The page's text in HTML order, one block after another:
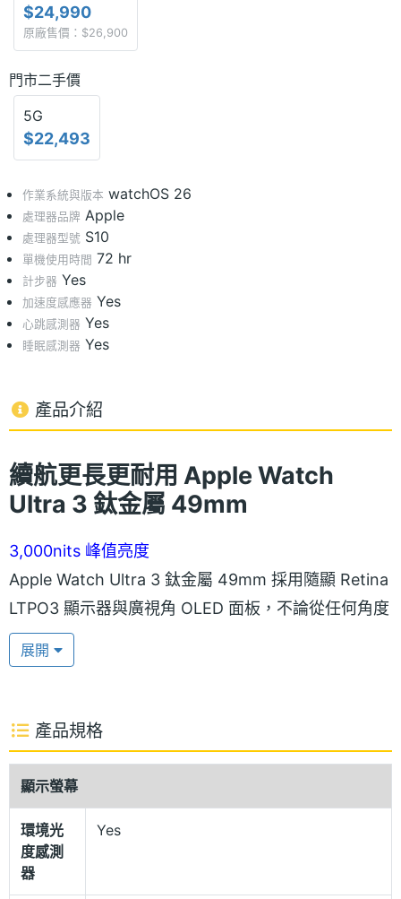
$24,990
原廠售價：$26,900
門市二手價
5G
$22,493
作業系統與版本 watchOS 26
處理器品牌 Apple
處理器型號 S10
單機使用時間 72 hr
計步器 Yes
加速度感應器 Yes
心跳感測器 Yes
睡眠感測器 Yes
產品介紹
續航更長更耐用 Apple Watch
Ultra 3 鈦金屬 49mm
3,000nits 峰值亮度
Apple Watch Ultra 3 鈦金屬 49mm 採用隨顯 Retina
LTPO3 顯示器與廣視角 OLED 面板，不論從任何角度
觀看，畫面皆清晰一致，且透過縮小邊框設計，螢幕
占比更高。正面覆蓋藍寶石水晶玻璃錶面，峰值亮度
訊；在低光環境下，亮度可降至 1 nit，「夜間模式」
亦能自動啟動，提供舒適且不刺眼的觀看體驗。
49mm 鈦金屬錶殼
Apple Watch Ultra 3 鈦金屬 49mm 採用航太等級鈦
金屬錶殼，不僅通過 MIL-STD 810H 軍規測試與
EN13319 潛水配件認證，還具備 10ATM 防水與 IP6X
展開
產品規格
顯示螢幕
環境光
度感測
器
Yes